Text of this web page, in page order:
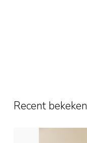
Recent bekeken